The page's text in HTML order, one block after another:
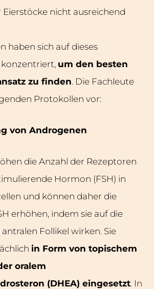
nicht ausreichend
haben sich auf dieses
um den besten
zu finden. Die Fachleute
Protokollen vor:
von Androgenen
die Anzahl der Rezeptoren
Hormon (FSH) in
und können daher die
erhöhen, indem sie auf die
Follikel wirken. Sie
in Form von topischem
oralem
(DHEA) eingesetzt. In